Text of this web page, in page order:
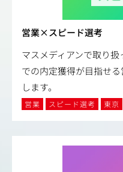
営業×スピード選考
マスメディアンで取り
での内定獲得が目指せ
します。
営業 スピード選考 東京